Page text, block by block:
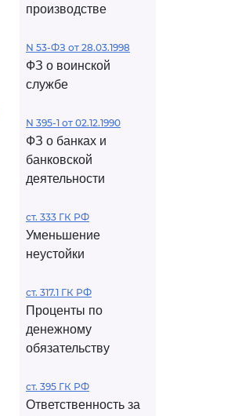
производстве
N 53-ФЗ от 28.03.1998
ФЗ о воинской
службе
N 395-1 от 02.12.1990
ФЗ о банках и
банковской
деятельности
ст. 333 ГК РФ
Уменьшение
неустойки
ст. 317.1 ГК РФ
Проценты по
денежному
обязательству
ст. 395 ГК РФ
Ответственность за